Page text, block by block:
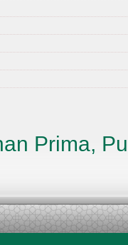
Prima,